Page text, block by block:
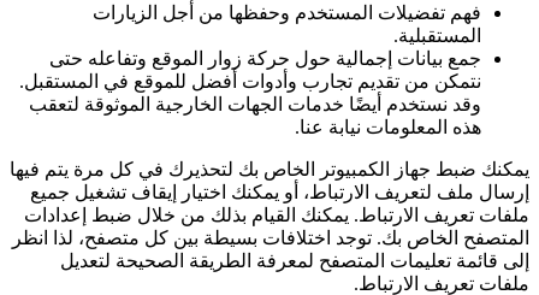
فهم تفضيلات المستخدم وحفظها من أجل الزيارات
المستقبلية.
جمع بيانات إجمالية حول حركة زوار الموقع وتفاعله حتى
نتمكن من تقديم تجارب وأدوات أفضل للموقع في المستقبل.
وقد نستخدم أيضًا خدمات الجهات الخارجية الموثوقة لتعقب
هذه المعلومات نيابة عنا.
يمكنك ضبط جهاز الكمبيوتر الخاص بك لتحذيرك في كل مرة يتم فيها
إرسال ملف لتعريف الارتباط، أو يمكنك اختيار إيقاف تشغيل جميع
ملفات تعريف الارتباط. يمكنك القيام بذلك من خلال ضبط إعدادات
المتصفح الخاص بك. توجد اختلافات بسيطة بين كل متصفح، لذا انظر
إلى قائمة تعليمات المتصفح لمعرفة الطريقة الصحيحة لتعديل
ملفات تعريف الارتباط.